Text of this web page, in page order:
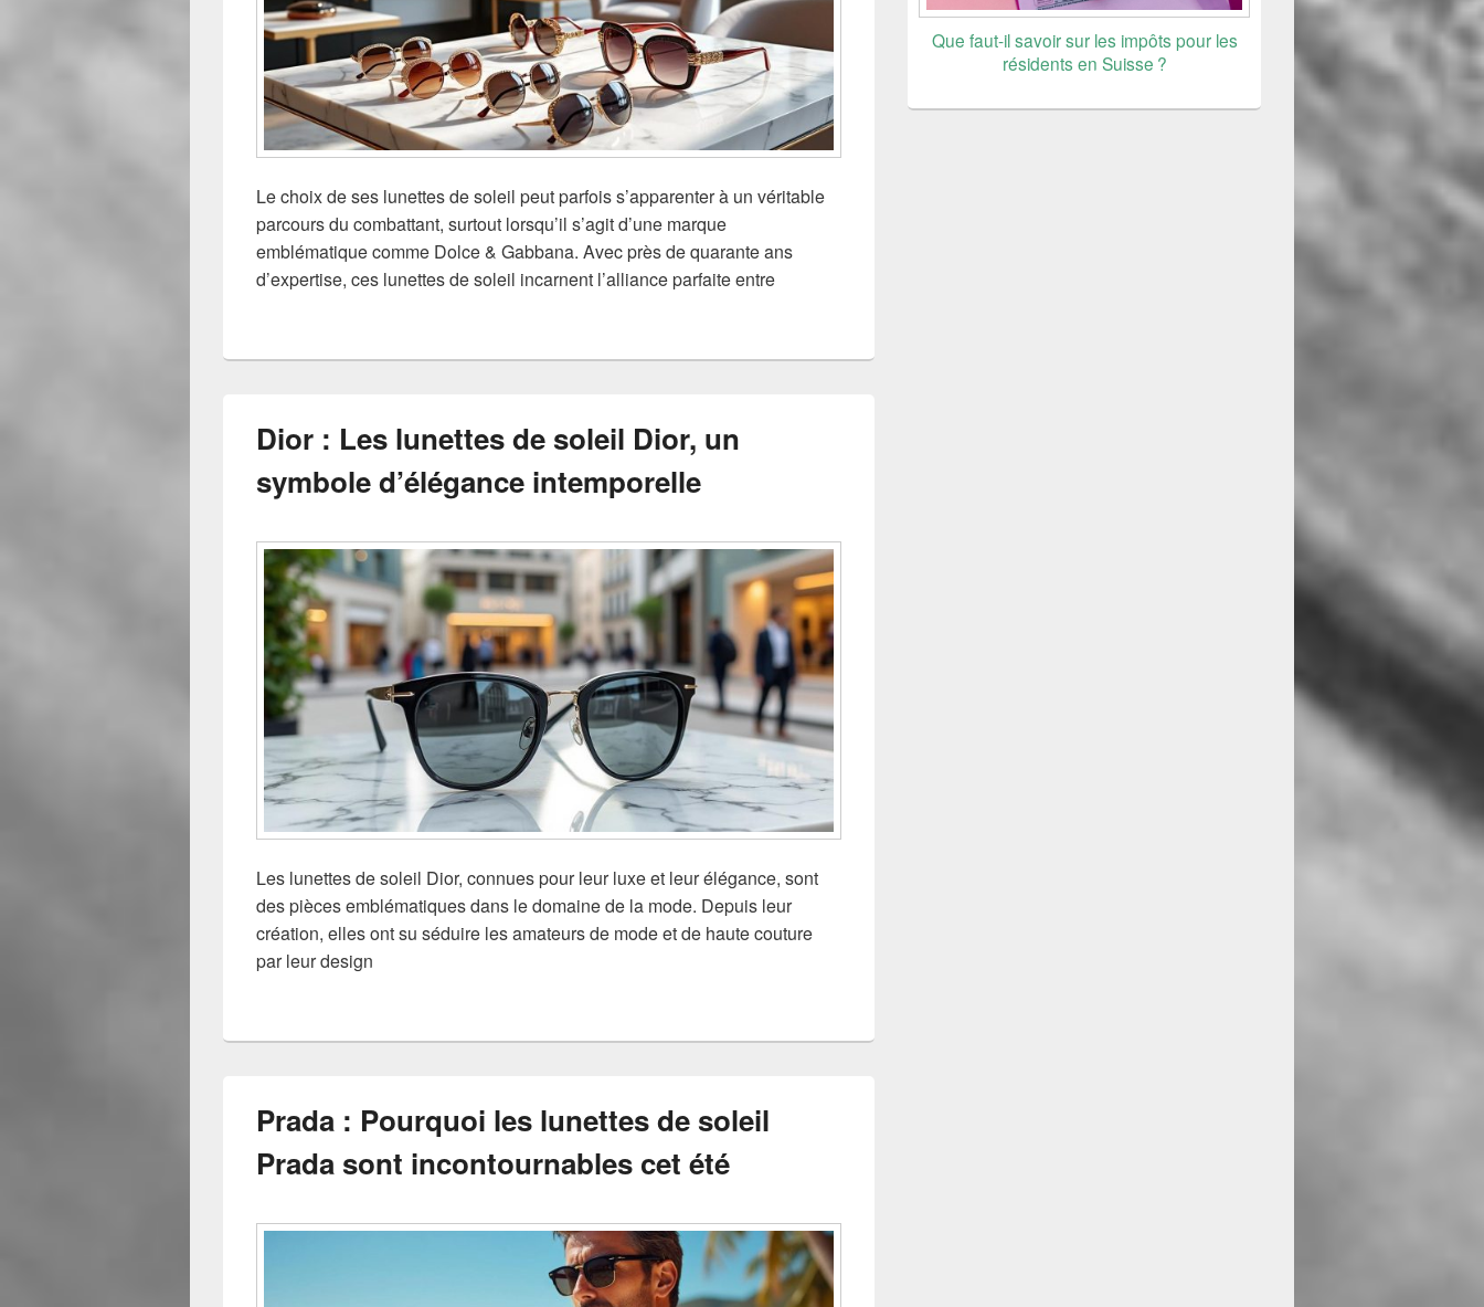
Le choix de ses lunettes de soleil peut parfois s’apparenter à un véritable
parcours du combattant, surtout lorsqu’il s’agit d’une marque
emblématique comme Dolce & Gabbana. Avec près de quarante ans
d’expertise, ces lunettes de soleil incarnent l’alliance parfaite entre
Dior : Les lunettes de soleil Dior, un
symbole d’élégance intemporelle
Les lunettes de soleil Dior, connues pour leur luxe et leur élégance, sont
des pièces emblématiques dans le domaine de la mode. Depuis leur
création, elles ont su séduire les amateurs de mode et de haute couture
par leur design
Prada : Pourquoi les lunettes de soleil
Prada sont incontournables cet été
Que faut-il savoir sur les impôts pour les
résidents en Suisse ?